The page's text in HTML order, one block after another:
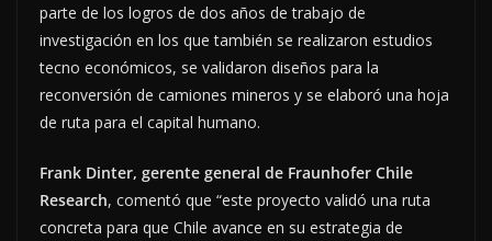
parte de los logros de dos años de trabajo de
investigación en los que también se realizaron estudios
tecno económicos, se validaron diseños para la
reconversión de camiones mineros y se elaboró una hoja
de ruta para el capital humano.
Frank Dinter, gerente general de Fraunhofer Chile
Research, comentó que “este proyecto validó una ruta
concreta para que Chile avance en su estrategia de